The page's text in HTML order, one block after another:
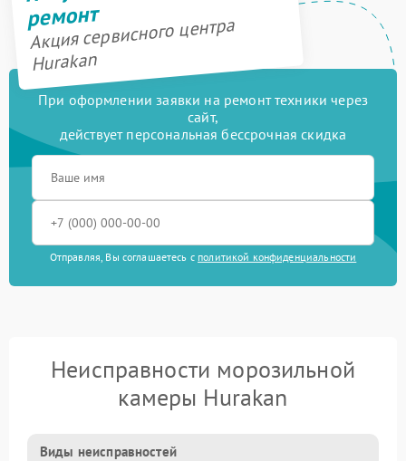
ремонт
Акция сервисного центра
Hurakan
При оформлении заявки на ремонт техники через
сайт,
действует персональная бессрочная скидка
Отправляя, Вы соглашаетесь с политикой конфиденциальности
Неисправности морозильной
камеры Hurakan
Виды неисправностей